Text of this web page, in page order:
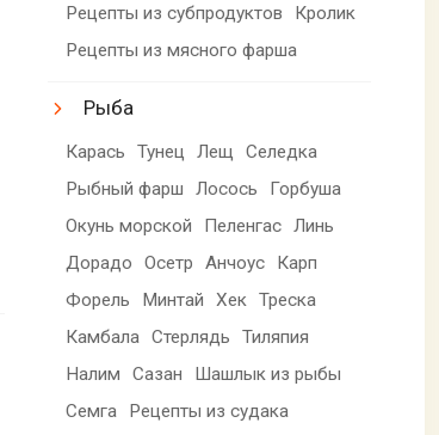
Рецепты из субпродуктов
Кролик
Рецепты из мясного фарша
Рыба
Карась Тунец Лещ
Селедка
Рыбный фарш
Лосось
Горбуша
Окунь морской
Пеленгас Линь
Дорадо
Осетр Анчоус
Карп
Форель
Минтай Хек Треска
Камбала Стерлядь
Тиляпия
Налим
Сазан
Шашлык из рыбы
Семга
Рецепты из судака